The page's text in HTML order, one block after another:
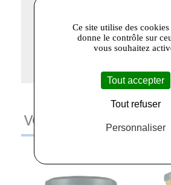
© Openstreetmap France | ©
VOUS AIMEREZ AUSSI
Ce site utilise des
donne le contrôle sur
vous souhaitez
Tout accepter
Tout refuser
Personnaliser